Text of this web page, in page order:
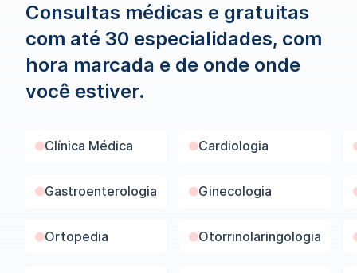
Consultas médicas e gratuitas
com até 30 especialidades, com
hora marcada e de onde onde
você estiver.
Clínica Médica Cardiologia
Gastroenterologia Ginecologia
Ortopedia Otorrinolaringologia